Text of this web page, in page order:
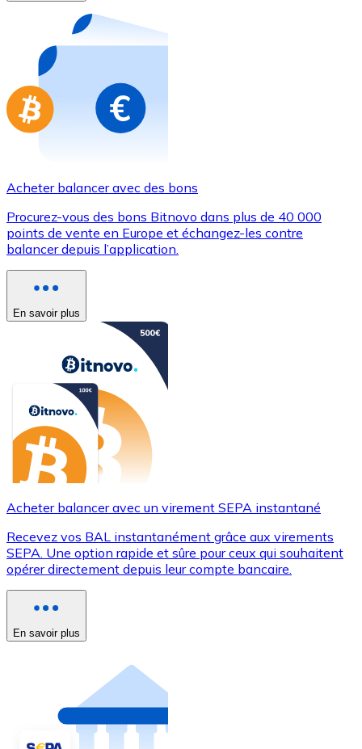
Nouveau
Achetez des cartes-cadeaux de vos marques
Aller à la boutique de cartes-cadeaux
Acheter balancer avec des bons
Procurez-vous des bons Bitnovo dans plus de 40 000
points de vente en Europe et échangez-les contre
balancer depuis l’application.
En savoir plus
Acheter balancer avec un virement SEPA instantané
Recevez vos BAL instantanément grâce aux virements
SEPA. Une option rapide et sûre pour ceux qui souhaitent
opérer directement depuis leur compte bancaire.
En savoir plus